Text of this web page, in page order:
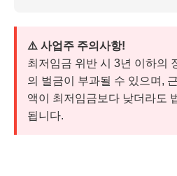
⚠️ 사업주 주의사항!
최저임금 위반 시 3년 이하의
의 벌금이 부과될 수 있으며,
액이 최저임금보다 낮더라도
됩니다.